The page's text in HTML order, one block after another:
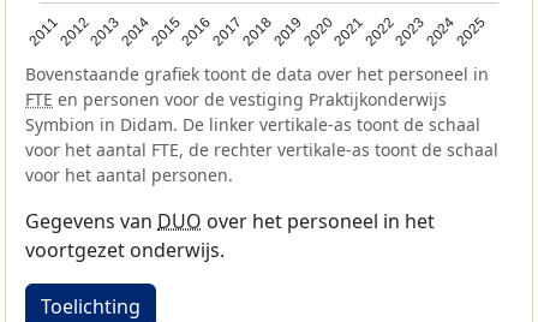
201120122013201420152016201720182019202020212022202320242025
Bovenstaande grafiek toont de data over het personeel in
FTE en personen voor de vestiging Praktijkonderwijs
Symbion in Didam. De linker vertikale-as toont de schaal
voor het aantal FTE, de rechter vertikale-as toont de schaal
voor het aantal personen.
Gegevens van DUO over het personeel in het
voortgezet onderwijs.
Toelichting